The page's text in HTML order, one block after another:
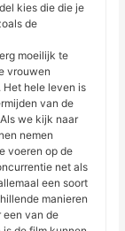
kies die die je
de
moeilijk te
vrouwen
hele leven is
van de
we kijk naar
nemen
voeren op de
net als
een soort
manieren
een van de